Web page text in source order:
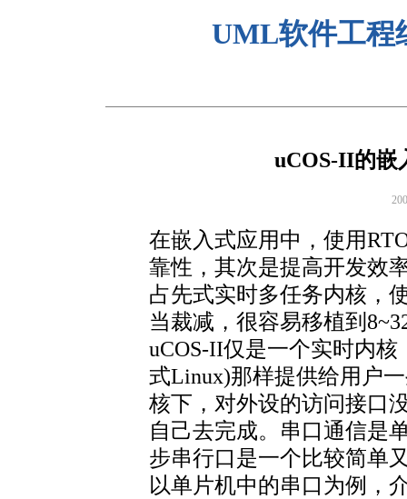
UML软件工程
uCOS-II的嵌
在嵌入式应用中，使用
靠性，其次是提高开发效
占先式实时多任务内核，
当裁减，很容易移植到
uCOS-II仅是一个实时内
式Linux)那样提供给用户
核下，对外设的访问接口
自己去完成。串口通信是
步串行口是一个比较简单
以单片机中的串口为例，